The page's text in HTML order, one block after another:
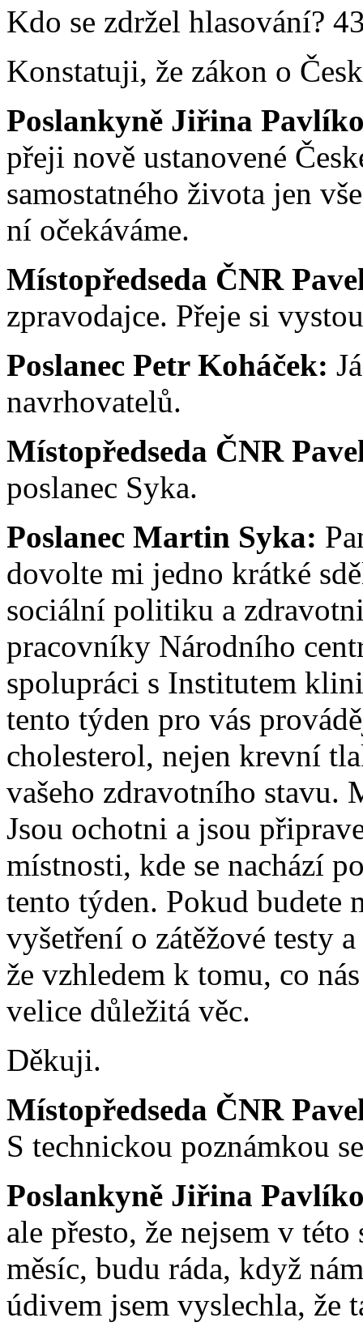
Kdo se zdržel hlasování?
Konstatuji, že zákon o
Poslankyně Jiřina
přeji nově ustanovené
samostatného života jen
ní očekáváme.
Místopředseda ČNR
zpravodajce. Přeje si
Poslanec Petr Koháček:
navrhovatelů.
Místopředseda ČNR
poslanec Syka.
Poslanec Martin Syka:
dovolte mi jedno krátké
sociální politiku a
pracovníky Národního
spolupráci s Institutem
tento týden pro vás
cholesterol, nejen krevní
vašeho zdravotního stavu.
Jsou ochotni a jsou
místnosti, kde se nachází
tento týden. Pokud budete
vyšetření o zátěžové testy
že vzhledem k tomu, co
velice důležitá věc.
Děkuji.
Místopředseda ČNR
S technickou poznámkou
Poslankyně Jiřina
ale přesto, že nejsem v
měsíc, budu ráda, když
údivem jsem vyslechla, že